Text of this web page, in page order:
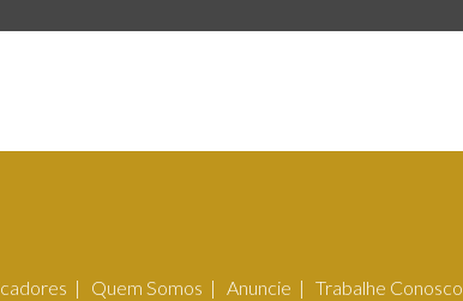
Quem Somos Anuncie
Trabalhe Conosco